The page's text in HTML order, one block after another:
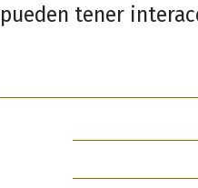
pueden tener